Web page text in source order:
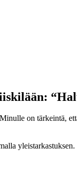
on tärkeintä,